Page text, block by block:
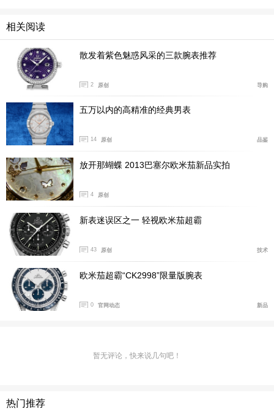
表第三名。
起跳台
每个起跳台都拥有起跳犯规检测系统和声学起跳装置，可
确保所有参赛者同时听见起跳信号。欧米茄仰泳出发壁架
可以提升仰泳运动员出发时的启动蹬力和入水后的轨迹，
可以让运动员在起跳时距离水面位置更高。同时，仰泳出
相关阅读
散发着紫色魅惑风采的三款腕表推荐
2 原创 导购
五万以内的高精准的经典男表
14 原创 品鉴
放开那蝴蝶 2013巴塞尔欧米茄新品实拍
4 原创
新表迷误区之一 轻视欧米茄超霸
43 原创 技术
欧米茄超霸“CK2998”限量版腕表
0 官网动态 新品
暂无评论，快来说几句吧！
热门推荐